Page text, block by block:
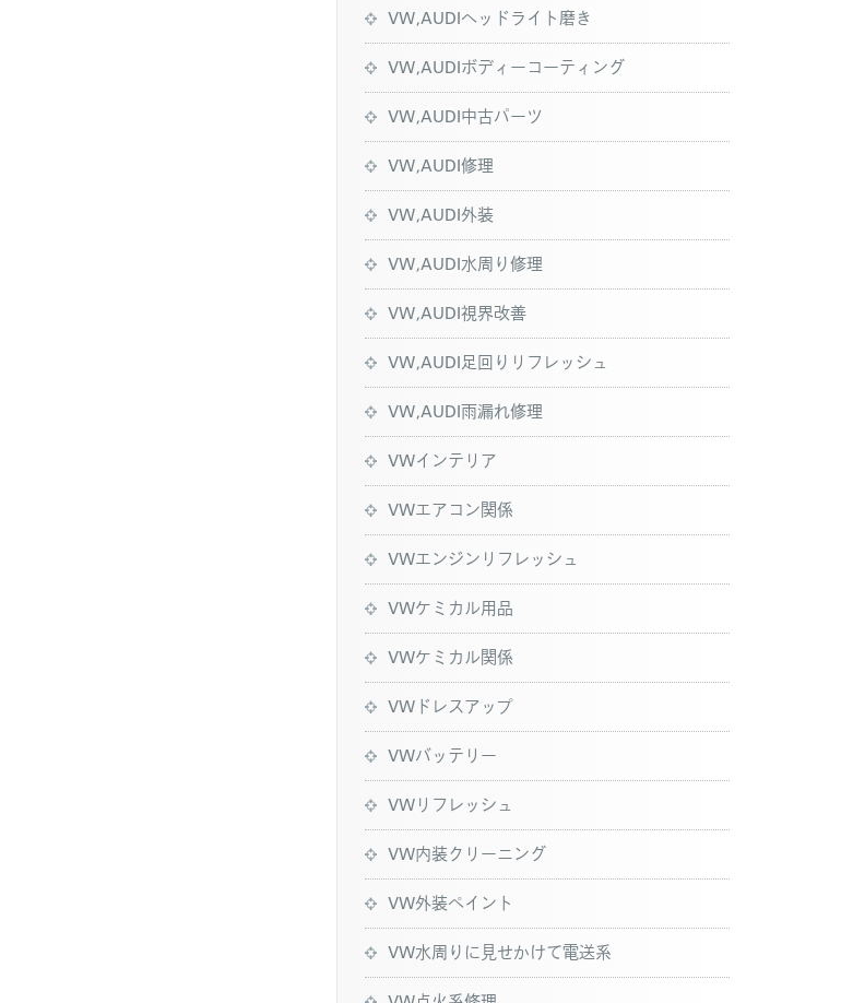
VW,AUDIヘッドライト磨き
VW,AUDIボディーコーティング
VW,AUDI中古パーツ
VW,AUDI修理
VW,AUDI外装
VW,AUDI水周り修理
VW,AUDI視界改善
VW,AUDI足回りリフレッシュ
VW,AUDI雨漏れ修理
VWインテリア
VWエアコン関係
VWエンジンリフレッシュ
VWケミカル用品
VWケミカル関係
VWドレスアップ
VWバッテリー
VWリフレッシュ
VW内装クリーニング
VW外装ペイント
VW水周りに見せかけて電送系